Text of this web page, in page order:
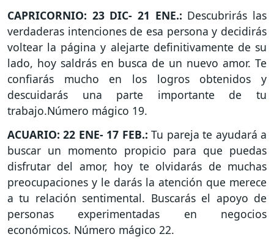
CAPRICORNIO: 23 DIC- 21 ENE.: Descubrirás las
verdaderas intenciones de esa persona y decidirás
voltear la página y alejarte definitivamente de su
lado, hoy saldrás en busca de un nuevo amor. Te
confiarás mucho en los logros obtenidos y
descuidarás una parte importante de tu
trabajo.Número mágico 19.
ACUARIO: 22 ENE- 17 FEB.: Tu pareja te ayudará a
buscar un momento propicio para que puedas
disfrutar del amor, hoy te olvidarás de muchas
preocupaciones y le darás la atención que merece
a tu relación sentimental. Buscarás el apoyo de
personas experimentadas en negocios
económicos. Número mágico 22.